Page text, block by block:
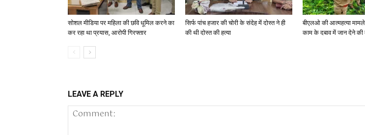
सोशल मीडिया पर महिला की छवि धूमिल करने का
कर रहा था प्रयास, आरोपी गिरफ्तार
सिर्फ पांच हजार की चोरी के संदेह में दोस्त ने ही
की थी दोस्त की हत्या
बीएलओ की आत्महत्या
काम के दबाव में जान देने
LEAVE A REPLY